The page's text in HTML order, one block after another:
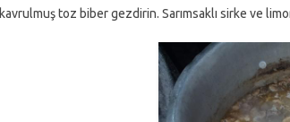
kavrulmuş toz biber gezdirin. Sarımsaklı sirke ve